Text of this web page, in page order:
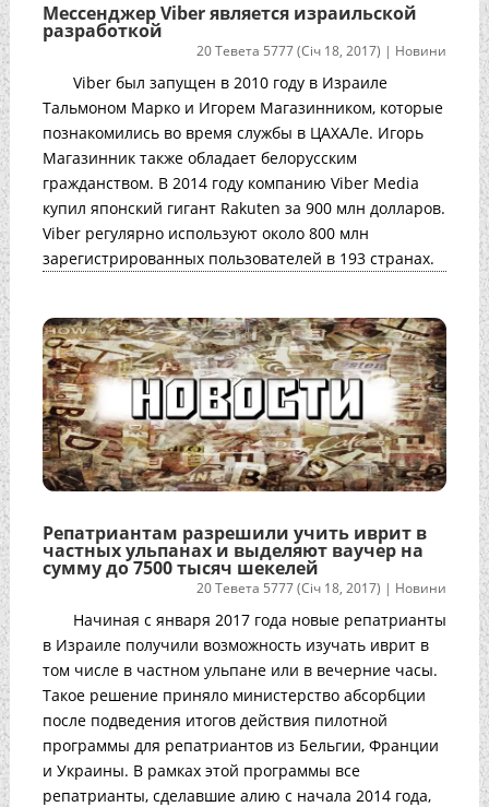
Мессенджер Viber является израильской
разработкой
20 Тевета 5777 (Січ 18, 2017) | Новини
Viber был запущен в 2010 году в Израиле
Тальмоном Марко и Игорем Магазинником, которые
познакомились во время службы в ЦАХАЛе. Игорь
Магазинник также обладает белорусским
гражданством. В 2014 году компанию Viber Media
купил японский гигант Rakuten за 900 млн долларов.
Viber регулярно используют около 800 млн
зарегистрированных пользователей в 193 странах.
Репатриантам разрешили учить иврит в
частных ульпанах и выделяют ваучер на
сумму до 7500 тысяч шекелей
20 Тевета 5777 (Січ 18, 2017) | Новини
Начиная с января 2017 года новые репатрианты
в Израиле получили возможность изучать иврит в
том числе в частном ульпане или в вечерние часы.
Такое решение приняло министерство абсорбции
после подведения итогов действия пилотной
программы для репатриантов из Бельгии, Франции
и Украины. В рамках этой программы все
репатрианты, сделавшие алию с начала 2014 года,